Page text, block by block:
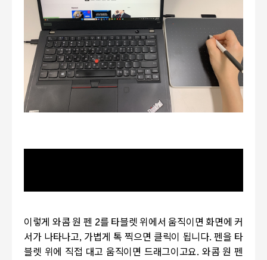
이렇게 와콤 원 펜 2를 타블렛 위에서 움직이면 화면에 커
서가 나타나고, 가볍게 톡 찍으면 클릭이 됩니다.펜을 타
블렛 위에 직접 대고 움직이면 드래그이고요. 와콤 원 펜